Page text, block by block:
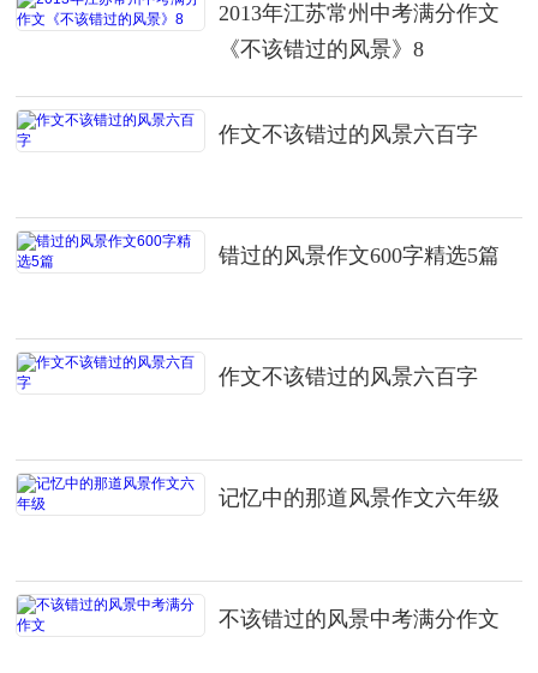
2013年江苏常州中考满分作文
《不该错过的风景》8
作文不该错过的风景六百字
错过的风景作文600字精选5篇
作文不该错过的风景六百字
记忆中的那道风景作文六年级
不该错过的风景中考满分作文